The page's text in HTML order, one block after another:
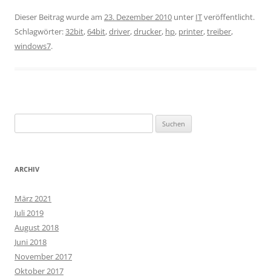
Dieser Beitrag wurde am 23. Dezember 2010 unter ITveröffentlicht.
Schlagwörter:32bit,64bit,driver,drucker, hp, printer,treiber,
windows7.
nach:
ARCHIV
März 2021
Juli 2019
August 2018
Juni 2018
November 2017
Oktober 2017